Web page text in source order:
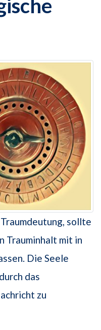
sollte
Trauminhalt mit in
Die Seele
das
zu